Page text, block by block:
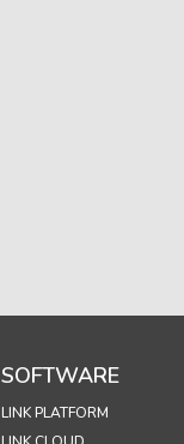
SOFTWARE
LINK PLATFORM